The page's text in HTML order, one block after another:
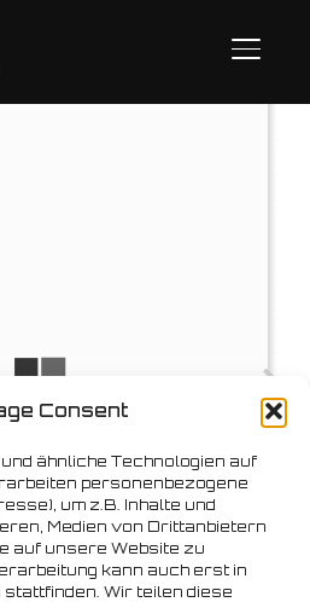
Consent
ähnliche Technologien auf
personenbezogene
um z.B. Inhalte und
Medien von Drittanbietern
auf unsere Website zu
kann auch erst in
Wir teilen diese